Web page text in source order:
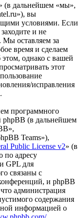
(в дальнейшем «мы»,
вы
условиями. Если
и не
Мы оставляем за
время и сделаем
однако с вашей
этот
исправления
программного
phpBB (в дальнейшем
Teams»),
Public License v2» (в
по адресу
GPL для
связаны с
и phpBB
администрация
содержания
информацией о